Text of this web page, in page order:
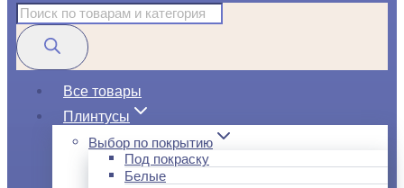
Поиск
товаров
Все товары
Плинтусы
Выбор по покрытию
Под покраску
Белые